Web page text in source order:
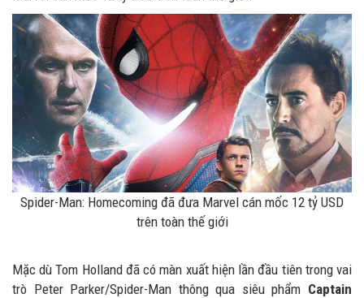
Spider-Man: Homecoming đã đưa Marvel cán mốc 12 tỷ USD
trên toàn thế giới
Mặc dù Tom Holland đã có màn xuất hiện lần đầu tiên trong vai
trò Peter Parker/Spider-Man thông qua siêu phẩm Captain